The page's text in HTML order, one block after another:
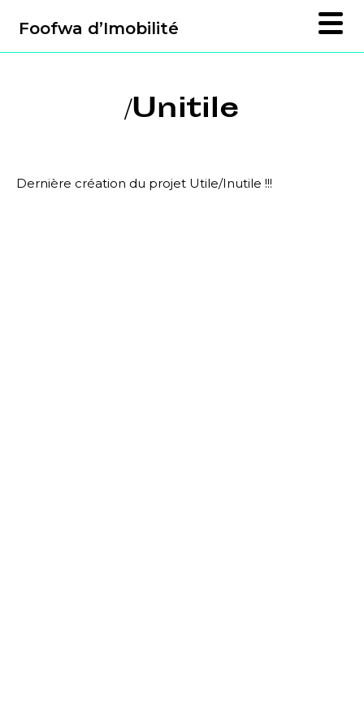
Foofwa d’Imobilité
/Unitile
Dernière création du projet Utile/Inutile !!!